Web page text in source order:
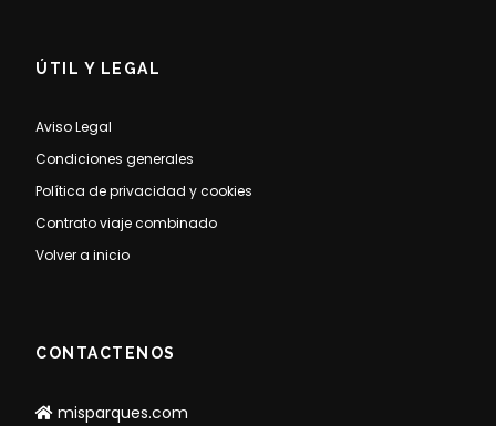
ÚTIL Y LEGAL
Aviso Legal
Condiciones generales
Política de privacidad y cookies
Contrato viaje combinado
Volver a inicio
CONTACTENOS
misparques.com